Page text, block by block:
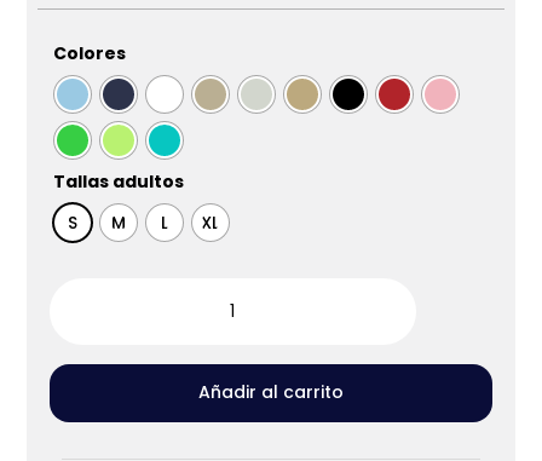
Colores
Tallas adultos
S
M L XL
cantidad
Añadir al carrito